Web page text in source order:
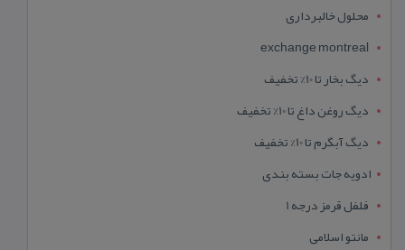
محلول خالبرداری
exchange montreal
دیگ بخار تا 10% تخفیف
دیگ روغن داغ تا 10% تخفیف
دیگ آبگرم تا 10% تخفیف
ادویه جات بسته بندی
فلفل قرمز درجه 1
مانتو اسلامی